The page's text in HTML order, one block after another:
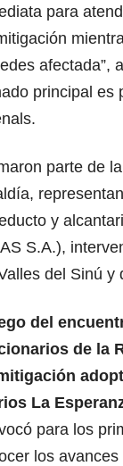
para
afectada”,
principal es
parte de
y
S.A.),
del Sinú y
del
de la
La
para los
los